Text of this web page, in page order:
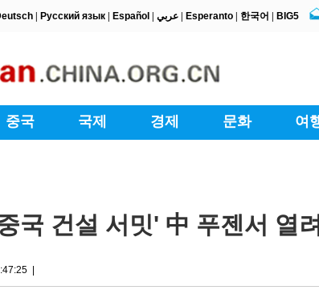
국 건설 서밋' 中 푸젠서 열려